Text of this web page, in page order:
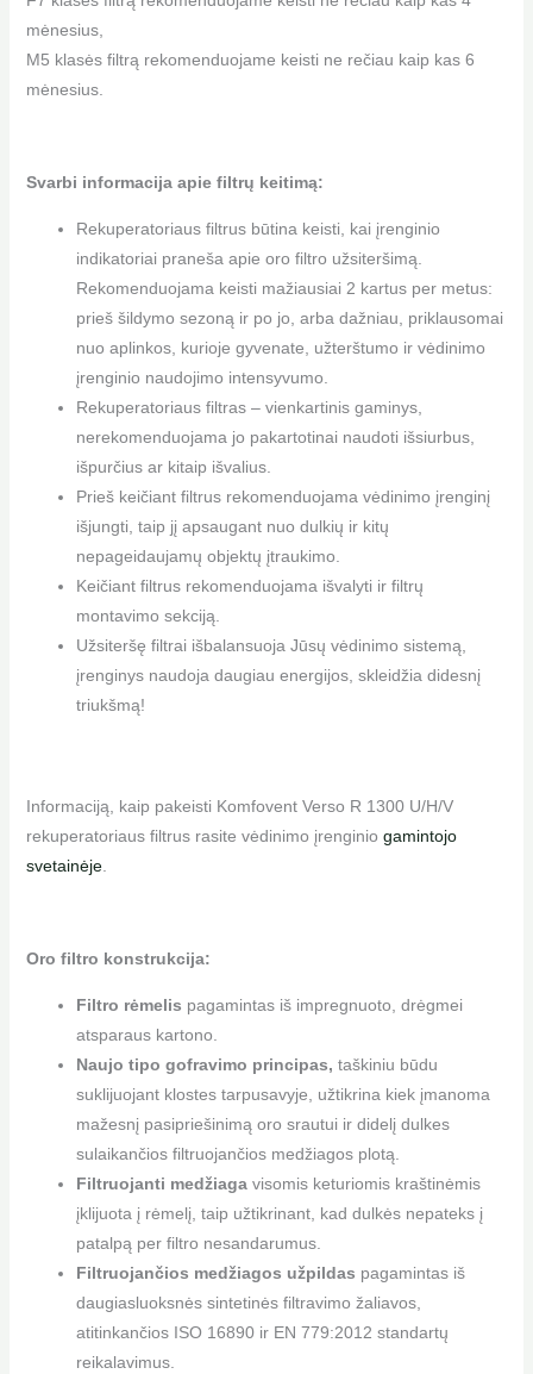
mėnesius,
M5 klasės filtrą rekomenduojame keisti ne rečiau kaip kas 6
mėnesius.
Svarbi informacija apie filtrų keitimą:
Rekuperatoriaus filtrus būtina keisti, kai įrenginio
indikatoriai praneša apie oro filtro užsiteršimą.
Rekomenduojama keisti mažiausiai 2 kartus per metus:
prieš šildymo sezoną ir po jo, arba dažniau, priklausomai
nuo aplinkos, kurioje gyvenate, užterštumo ir vėdinimo
įrenginio naudojimo intensyvumo.
Rekuperatoriaus filtras – vienkartinis gaminys,
nerekomenduojama jo pakartotinai naudoti išsiurbus,
išpurčius ar kitaip išvalius.
Prieš keičiant filtrus rekomenduojama vėdinimo įrenginį
išjungti, taip jį apsaugant nuo dulkių ir kitų
nepageidaujamų objektų įtraukimo.
Keičiant filtrus rekomenduojama išvalyti ir filtrų
montavimo sekciją.
Užsiteršę filtrai išbalansuoja Jūsų vėdinimo sistemą,
įrenginys naudoja daugiau energijos, skleidžia didesnį
triukšmą!
Informaciją, kaip pakeisti Komfovent Verso R 1300 U/H/V
rekuperatoriaus filtrus rasite vėdinimo įrenginio gamintojo
svetainėje.
Oro filtro konstrukcija:
Filtro rėmelis pagamintas iš impregnuoto, drėgmei
atsparaus kartono.
Naujo tipo gofravimo principas, taškiniu būdu
suklijuojant klostes tarpusavyje, užtikrina kiek įmanoma
mažesnį pasipriešinimą oro srautui ir didelį dulkes
sulaikančios filtruojančios medžiagos plotą.
Filtruojanti medžiagavisomis keturiomis kraštinėmis
įklijuota į rėmelį, taip užtikrinant, kad dulkės nepateks į
patalpą per filtro nesandarumus.
Filtruojančios medžiagos užpildas pagamintas iš
daugiasluoksnės sintetinės filtravimo žaliavos,
atitinkančios ISO 16890 ir EN 779:2012 standartų
reikalavimus.